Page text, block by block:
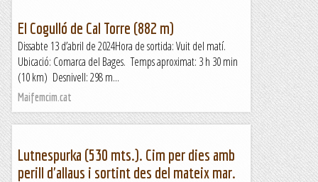
El Cogulló de Cal Torre (882 m)
Dissabte 13 d’abril de 2024Hora de sortida: Vuit del matí.
Ubicació: Comarca del Bages. Temps aproximat: 3 h 30 min
(10 km) Desnivell: 298 m...
Maifemcim.cat
Lutnespurka (530 mts.). Cim per dies amb
perill d'allaus i sortint des del mateix mar.